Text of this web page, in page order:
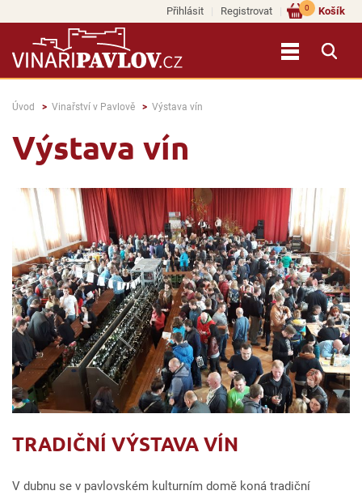
Přihlásit Registrovat Košík
0
Úvod Vinařství v Pavlově Výstava vín
Výstava vín
TRADIČNÍ VÝSTAVA VÍN
V dubnu se v pavlovském kulturním domě koná tradiční